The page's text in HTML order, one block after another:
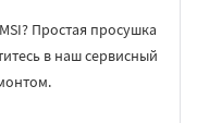
Простая просушка
в наш сервисный